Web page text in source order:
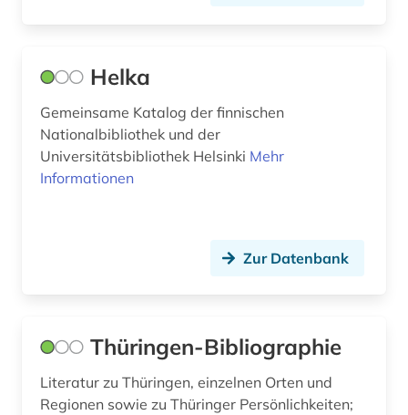
pazifikregion (1)
peru (1)
pflichtexemplare (1)
portugiesisch (1)
Helka
Gemeinsame Katalog der finnischen
Nationalbibliothek und der
Universitätsbibliothek Helsinki Mehr
Informationen
Zur Datenbank
Thüringen-Bibliographie
Literatur zu Thüringen, einzelnen Orten und
Regionen sowie zu Thüringer Persönlichkeiten;